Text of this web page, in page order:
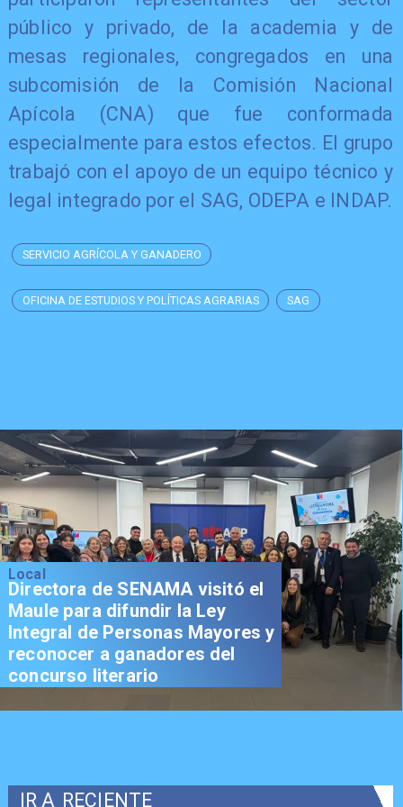
público y privado, de la academia y de
mesas regionales, congregados en una
subcomisión de la Comisión Nacional
Apícola (CNA) que fue conformada
especialmente para estos efectos. El grupo
trabajó con el apoyo de un equipo técnico y
legal integrado por el SAG, ODEPA e INDAP.
SERVICIO AGRÍCOLA Y GANADERO
OFICINA DE ESTUDIOS Y POLÍTICAS AGRARIAS SAG
Local
Directora de SENAMA visitó el
Maule para difundir la Ley
Integral de Personas Mayores y
reconocer a ganadores del
concurso literario
IR A RECIENTE